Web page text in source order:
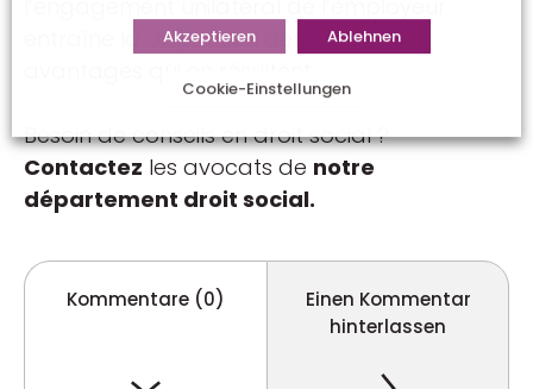
entraîne la disparition définitive des
Besoin de conseils en droit social ?
Contactez les avocats de notre
département droit social.
Kommentare (0)
Einen Kommentar
hinterlassen
Akzeptieren Ablehnen
Cookie-Einstellungen